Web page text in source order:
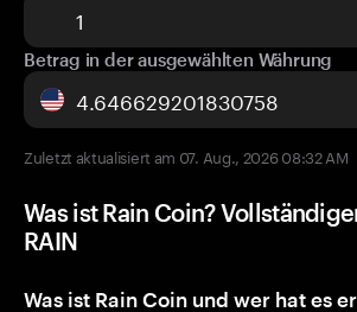
Betrag in der ausgewählten Währung
Zuletzt aktualisiert am 07. Aug., 2026 08:32 AM
Was ist Rain Coin?
RAIN
Was ist Rain Coin und wer hat es